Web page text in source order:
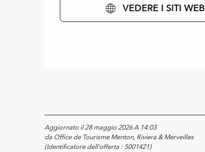
VEDERE I SITI WEB
Aggiornato il 28 maggio 2026 A 14:03
da Office de Tourisme Menton, Riviera & Merveilles
(Identificatore dell'offerta : 5001421)